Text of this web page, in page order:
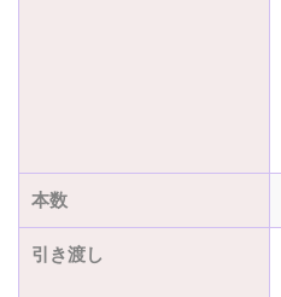
本数
引き渡し